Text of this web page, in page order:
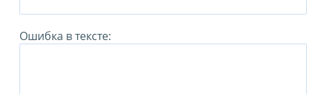
Ошибка в тексте: